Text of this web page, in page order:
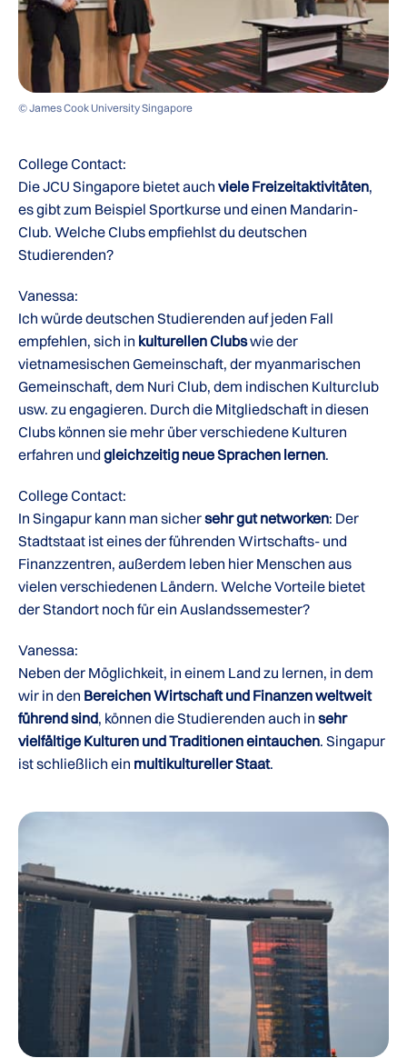
© James Cook University Singapore
College Contact:
Die JCU Singapore bietet auch viele Freizeitaktivitäten,
es gibt zum Beispiel Sportkurse und einen Mandarin-
Club. Welche Clubs empfiehlst du deutschen
Studierenden?
Vanessa:
Ich würde deutschen Studierenden auf jeden Fall
empfehlen, sich in kulturellen Clubswie der
vietnamesischen Gemeinschaft, der myanmarischen
Gemeinschaft, dem Nuri Club, dem indischen Kulturclub
usw. zu engagieren. Durch die Mitgliedschaft in diesen
Clubs können sie mehr über verschiedene Kulturen
erfahren und gleichzeitig neue Sprachen lernen.
College Contact:
In Singapur kann man sichersehr gut networken: Der
Stadtstaat ist eines der führenden Wirtschafts- und
Finanzzentren, außerdem leben hier Menschen aus
vielen verschiedenen Ländern. Welche Vorteile bietet
der Standort noch für ein Auslandssemester?
Vanessa:
Neben der Möglichkeit, in einem Land zu lernen, in dem
wir in den Bereichen Wirtschaft und Finanzen weltweit
führend sind, können die Studierenden auch in sehr
vielfältige Kulturen und Traditionen eintauchen. Singapur
ist schließlich ein multikultureller Staat.